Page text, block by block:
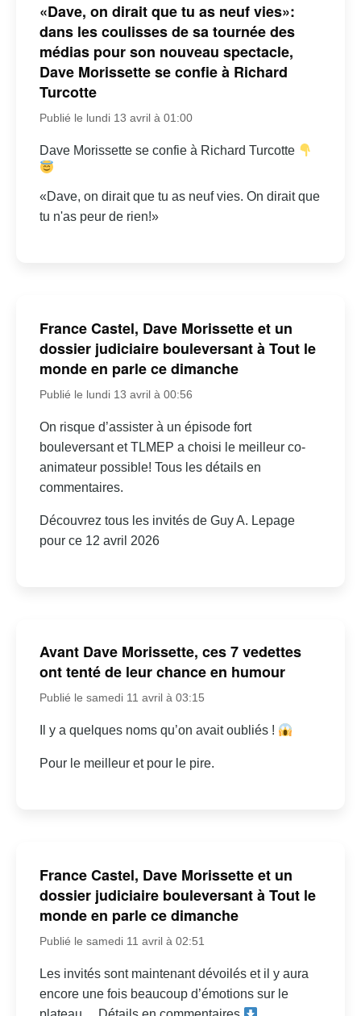
«Dave, on dirait que tu as neuf vies»:
dans les coulisses de sa tournée des
médias pour son nouveau spectacle,
Dave Morissette se confie à Richard
Turcotte
Publié le lundi 13 avril à 01:00
Dave Morissette se confie à Richard Turcotte
«Dave, on dirait que tu as neuf vies. On dirait que
tu n'as peur de rien!»
France Castel, Dave Morissette et un
dossier judiciaire bouleversant à Tout le
monde en parle ce dimanche
Publié le lundi 13 avril à 00:56
On risque d’assister à un épisode fort
bouleversant et TLMEP a choisi le meilleur co-
animateur possible! Tous les détails en
commentaires.
Découvrez tous les invités de Guy A. Lepage
pour ce 12 avril 2026
Avant Dave Morissette, ces 7 vedettes
ont tenté de leur chance en humour
Publié le samedi 11 avril à 03:15
Il y a quelques noms qu’on avait oubliés !
Pour le meilleur et pour le pire.
France Castel, Dave Morissette et un
dossier judiciaire bouleversant à Tout le
monde en parle ce dimanche
Publié le samedi 11 avril à 02:51
Les invités sont maintenant dévoilés et il y aura
encore une fois beaucoup d’émotions sur le